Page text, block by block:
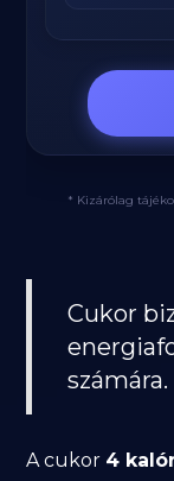
* Kizárólag
Cukor
számára.
A cukor 4